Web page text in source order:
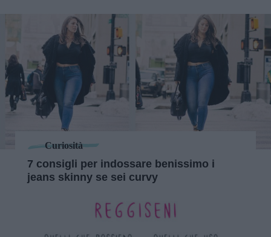
Curiosità
7 consigli per indossare benissimo i
jeans skinny se sei curvy